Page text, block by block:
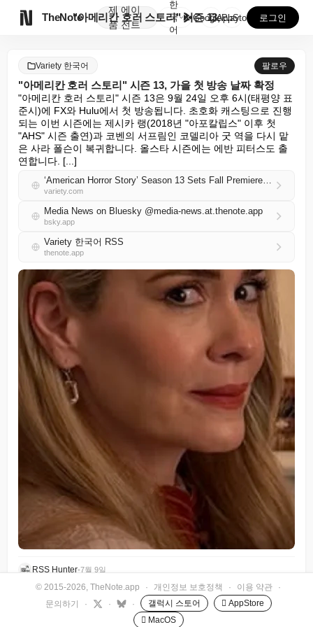
TheNote
제
품
에이
전트
"아메리칸 호러 스토리" 시즌 13, 가을 첫 방송 날...
한
국
어
GooglePlay
AppStore 로그인
Variety 한국어 팔로우
"아메리칸 호러 스토리" 시즌 13, 가을 첫 방송 날짜 확정
"아메리칸 호러 스토리" 시즌 13은 9월 24일 오후 6시(태평양 표
준시)에 FX와 Hulu에서 첫 방송됩니다. 초호화 캐스팅으로 진행
되는 이번 시즌에는 제시카 랭(2018년 "아포칼립스" 이후 첫
"AHS" 시즌 출연)과 코벤의 서프림인 코델리아 굿 역을 다시 맡
은 사라 폴슨이 복귀합니다. 올스타 시즌에는 에반 피터스도 출
연합니다. [...]
‘American Horror Story’ Season 13 Sets Fall Premiere Date
variety.com
Media News on Bluesky @media-news.at.thenote.app
bsky.app
Variety 한국어 RSS
thenote.app
RSS Hunter•7월 9일
© 2015-2026, TheNote.app · 개인정보 보호정책 · 이용 약관
·
문의하기
· · · 갤럭시 스토어
 AppStore
 MacOS